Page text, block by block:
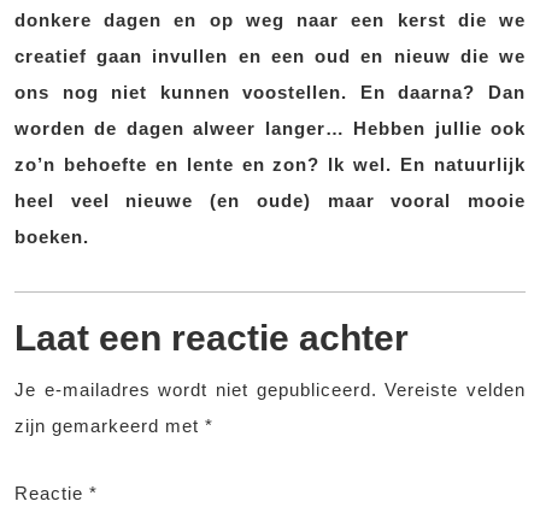
donkere dagen en op weg naar een kerst die we
creatief gaan invullen en een oud en nieuw die we
ons nog niet kunnen voostellen. En daarna? Dan
worden de dagen alweer langer… Hebben jullie ook
zo’n behoefte en lente en zon? Ik wel. En natuurlijk
heel veel nieuwe (en oude) maar vooral mooie
boeken.
Laat een reactie achter
Je e-mailadres wordt niet gepubliceerd. Vereiste velden
zijn gemarkeerd met *
Reactie *